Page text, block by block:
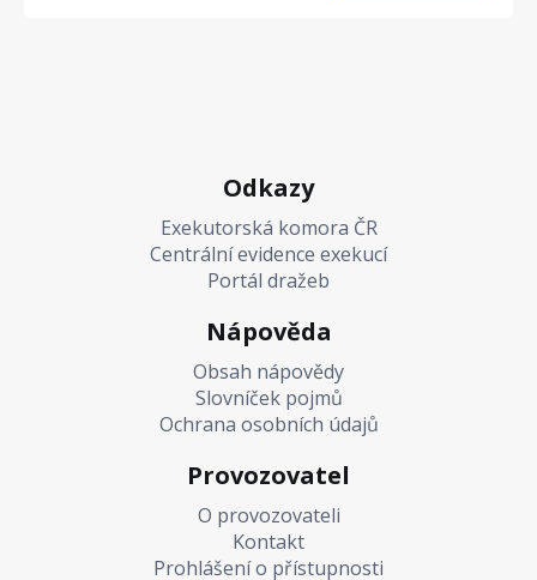
Odkazy
Exekutorská komora ČR
Centrální evidence exekucí
Portál dražeb
Nápověda
Obsah nápovědy
Slovníček pojmů
Ochrana osobních údajů
Provozovatel
O provozovateli
Kontakt
Prohlášení o přístupnosti